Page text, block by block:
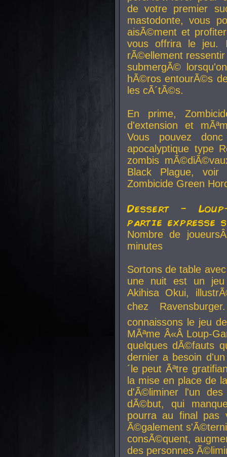
de votre premier
mastodonte, vous
aisÃ©ment et
vous offrira le jeu.
rÃ©ellement
submergÃ©
hÃ©ros entourÃ©s
les cÃ´tÃ©s.
En prime,
d'extension et
Vous pouvez
apocalyptique type
zombis
Black Plague,
Zombicide Green
Dessert -
partie expresse
Nombre de
minutes
Sortons de table
une nuit est un
Akihisa Okui,
chez
connaissons le jeu
MÃªme Â«Â Loup-
quelques dÃ©fauts
dernier a besoin
´le peut Ãªtre
la mise en place de
d'Ã©liminer l'un
dÃ©but, qui
pourra au final pas
Ã©galement
consÃ©quent,
des personnes